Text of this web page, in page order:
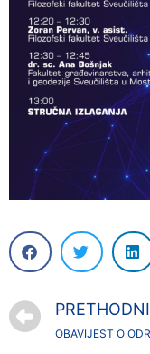
PRETHODNI